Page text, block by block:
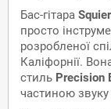
Бас-гітара
просто
розробленої
Каліфорнії.
стиль Precision
частиною звуку